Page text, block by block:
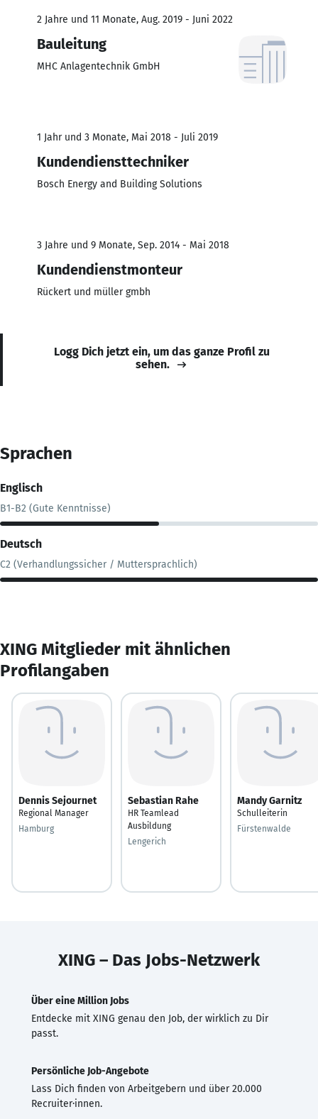
2 Jahre und 11 Monate, Aug. 2019 - Juni 2022
Bauleitung
MHC Anlagentechnik GmbH
1 Jahr und 3 Monate, Mai 2018 - Juli 2019
Kundendiensttechniker
Bosch Energy and Building Solutions
3 Jahre und 9 Monate, Sep. 2014 - Mai 2018
Kundendienstmonteur
Rückert und müller gmbh
Logg Dich jetzt ein, um das ganze Profil zu
sehen.
Sprachen
Englisch
B1-B2 (Gute Kenntnisse)
Deutsch
C2 (Verhandlungssicher / Muttersprachlich)
XING Mitglieder mit ähnlichen
Profilangaben
Dennis Sejournet
Regional Manager
Hamburg
Sebastian Rahe
HR Teamlead
Ausbildung
Lengerich
Mandy Garnitz
Schulleiterin
Fürstenwalde
XING – Das Jobs-Netzwerk
Über eine Million Jobs
Entdecke mit XING genau den Job, der wirklich zu Dir
passt.
Persönliche Job-Angebote
Lass Dich finden von Arbeitgebern und über 20.000
Recruiter·innen.